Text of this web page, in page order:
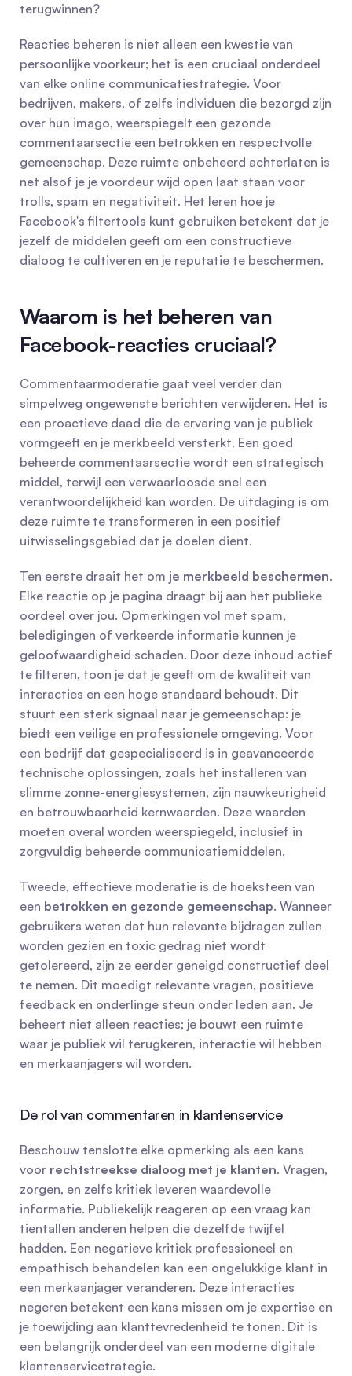
terugwinnen?
Reacties beheren is niet alleen een kwestie van
persoonlijke voorkeur; het is een cruciaal onderdeel
van elke online communicatiestrategie. Voor
bedrijven, makers, of zelfs individuen die bezorgd zijn
over hun imago, weerspiegelt een gezonde
commentaarsectie een betrokken en respectvolle
gemeenschap. Deze ruimte onbeheerd achterlaten is
net alsof je je voordeur wijd open laat staan voor
trolls, spam en negativiteit. Het leren hoe je
Facebook's filtertools kunt gebruiken betekent dat je
jezelf de middelen geeft om een constructieve
dialoog te cultiveren en je reputatie te beschermen.
Waarom is het beheren van
Facebook-reacties cruciaal?
Commentaarmoderatie gaat veel verder dan
simpelweg ongewenste berichten verwijderen. Het is
een proactieve daad die de ervaring van je publiek
vormgeeft en je merkbeeld versterkt. Een goed
beheerde commentaarsectie wordt een strategisch
middel, terwijl een verwaarloosde snel een
verantwoordelijkheid kan worden. De uitdaging is om
deze ruimte te transformeren in een positief
uitwisselingsgebied dat je doelen dient.
Ten eerste draait het om je merkbeeld beschermen.
Elke reactie op je pagina draagt bij aan het publieke
oordeel over jou. Opmerkingen vol met spam,
beledigingen of verkeerde informatie kunnen je
geloofwaardigheid schaden. Door deze inhoud actief
te filteren, toon je dat je geeft om de kwaliteit van
interacties en een hoge standaard behoudt. Dit
stuurt een sterk signaal naar je gemeenschap: je
biedt een veilige en professionele omgeving. Voor
een bedrijf dat gespecialiseerd is in geavanceerde
technische oplossingen, zoals het installeren van
slimme zonne-energiesystemen, zijn nauwkeurigheid
en betrouwbaarheid kernwaarden. Deze waarden
moeten overal worden weerspiegeld, inclusief in
zorgvuldig beheerde communicatiemiddelen.
Tweede, effectieve moderatie is de hoeksteen van
een betrokken en gezonde gemeenschap. Wanneer
gebruikers weten dat hun relevante bijdragen zullen
worden gezien en toxic gedrag niet wordt
getolereerd, zijn ze eerder geneigd constructief deel
te nemen. Dit moedigt relevante vragen, positieve
feedback en onderlinge steun onder leden aan. Je
beheert niet alleen reacties; je bouwt een ruimte
waar je publiek wil terugkeren, interactie wil hebben
en merkaanjagers wil worden.
De rol van commentaren in klantenservice
Beschouw tenslotte elke opmerking als een kans
voor rechtstreekse dialoog met je klanten. Vragen,
zorgen, en zelfs kritiek leveren waardevolle
informatie. Publiekelijk reageren op een vraag kan
tientallen anderen helpen die dezelfde twijfel
hadden. Een negatieve kritiek professioneel en
empathisch behandelen kan een ongelukkige klant in
een merkaanjager veranderen. Deze interacties
negeren betekent een kans missen om je expertise en
je toewijding aan klanttevredenheid te tonen. Dit is
een belangrijk onderdeel van een moderne digitale
klantenservicetrategie.